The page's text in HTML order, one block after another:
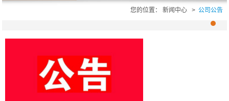
您的位置： 新闻中心 > 公司公告